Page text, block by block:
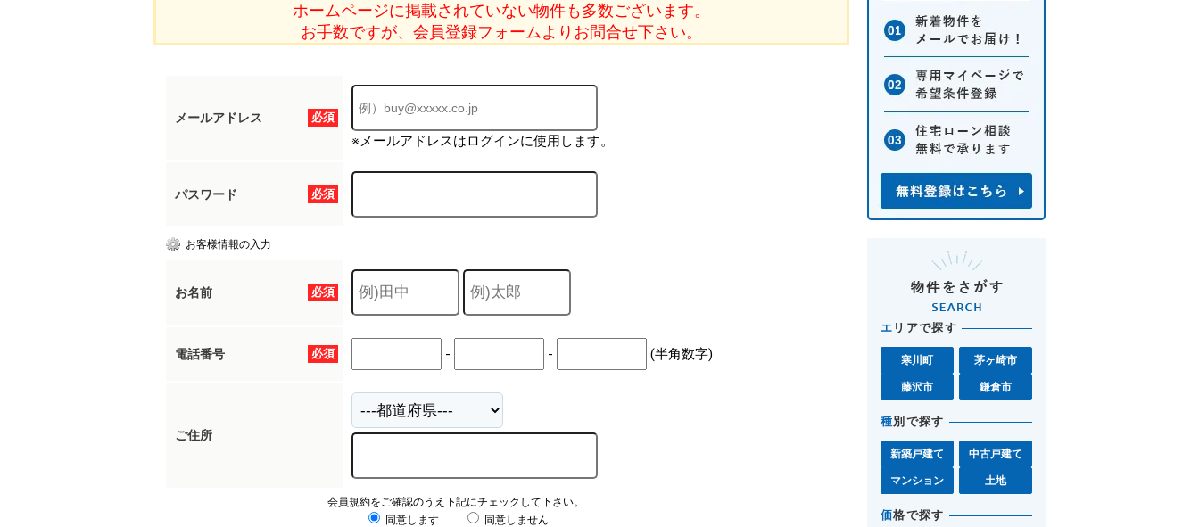
ホームページに掲載されていない物件も多数ございます。
お手数ですが、会員登録フォームよりお問合せ下さい。
必須
メールアドレス
※メールアドレスはログインに使用します。
必須
パスワード
お客様情報の入力
必須
お名前
必須
電話番号 - - (半角数字)
ご住所
会員規約をご確認のうえ下記にチェックして下さい。
同意します
同意しません
エ リアで探す
寒川町 茅ヶ崎市
藤沢市 鎌倉市
種別で探す
新築戸建て 中古戸建て
マンション 土地
価格で探す